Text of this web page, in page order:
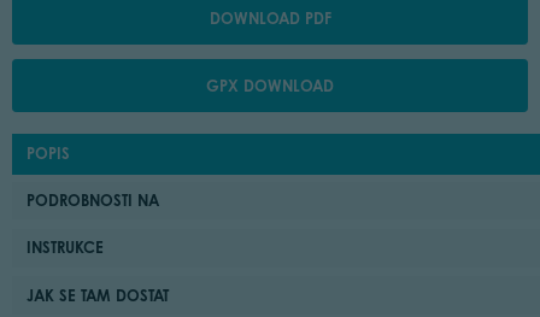
DOWNLOAD PDF
GPX DOWNLOAD
POPIS
PODROBNOSTI NA
INSTRUKCE
JAK SE TAM DOSTAT